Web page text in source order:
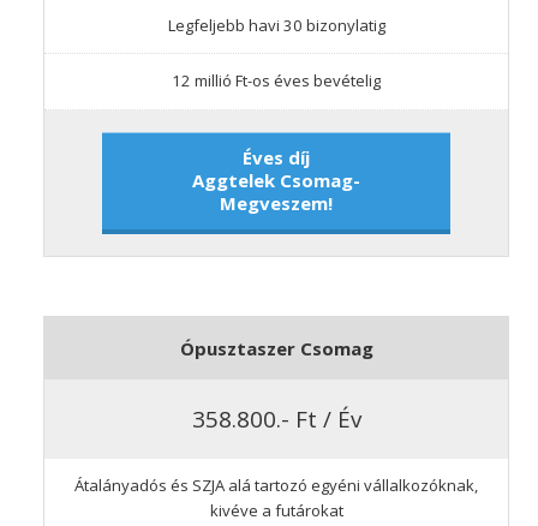
Legfeljebb havi 30 bizonylatig
12 millió Ft-os éves bevételig
Éves díj
Aggtelek Csomag-
Megveszem!
Ópusztaszer Csomag
358.800.- Ft / Év
Átalányadós és SZJA alá tartozó egyéni vállalkozóknak,
kivéve a futárokat